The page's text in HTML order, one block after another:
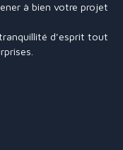
à bien votre projet
d'esprit tout